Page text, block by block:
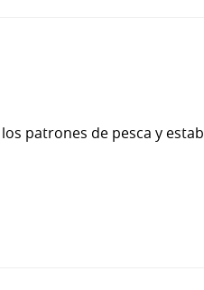
patrones de pesca y